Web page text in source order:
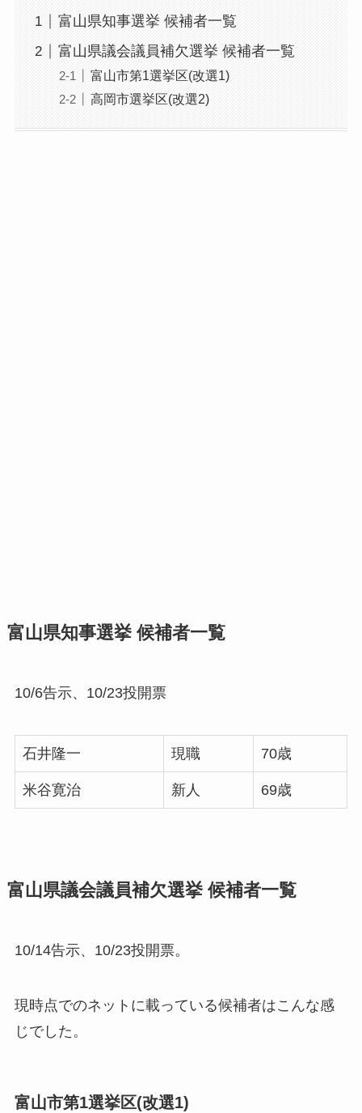
富山県知事選挙 候補者一覧
富山県議会議員補欠選挙 候補者一覧
富山市第1選挙区(改選1)
高岡市選挙区(改選2)
富山県知事選挙 候補者一覧
10/6告示、10/23投開票
石井隆一 現職 70歳
米谷寛治 新人 69歳
富山県議会議員補欠選挙 候補者一覧
10/14告示、10/23投開票。
現時点でのネットに載っている候補者はこんな感
じでした。
富山市第1選挙区(改選1)